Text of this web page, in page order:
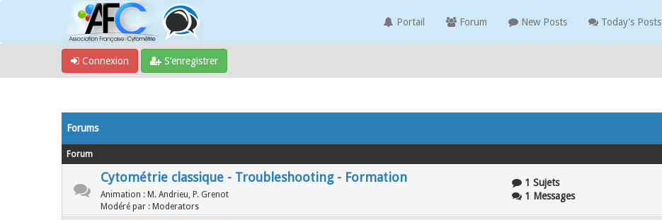
Portail Forum New Posts Today's Posts
Connexion S’enregistrer
Forums
Forum
Cytométrie classique - Troubleshooting - Formation
Animation : M. Andrieu, P. Grenot
Modéré par : Moderators
1 Sujets
1 Messages